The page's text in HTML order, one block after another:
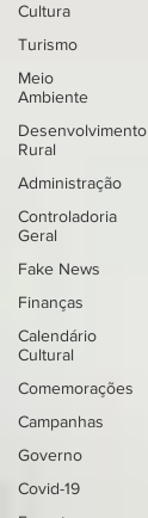
Cultura
Turismo
Meio
Ambiente
Desenvolvimento
Rural
Administração
Controladoria
Geral
Fake News
Finanças
Calendário
Cultural
Comemorações
Campanhas
Governo
Covid-19